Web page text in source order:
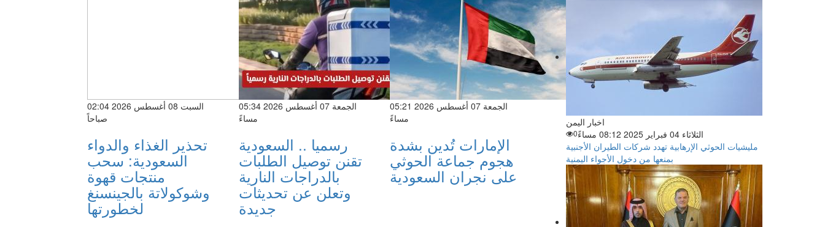
السبت 08 أغسطس 2026 02:04
صباحاً
تحذير الغذاء والدواء
السعودية: سحب
منتجات قهوة
وشوكولاتة بالجينسنغ
لخطورتها
الجمعة 07 أغسطس 2026 05:34
مساءً
رسميا .. السعودية
تقنن توصيل الطلبات
بالدراجات النارية
وتعلن عن تحديثات
جديدة
الجمعة 07 أغسطس 2026 05:21
مساءً
الإمارات تُدين بشدة
هجوم جماعة الحوثي
على نجران السعودية
اخبار اليمن
الثلاثاء 04 فبراير 2025 08:12 مساءً
0
مليشيات الحوثي الإرهابية تهدد شركات الطيران الأجنبية
بمنعها من دخول الأجواء اليمنية